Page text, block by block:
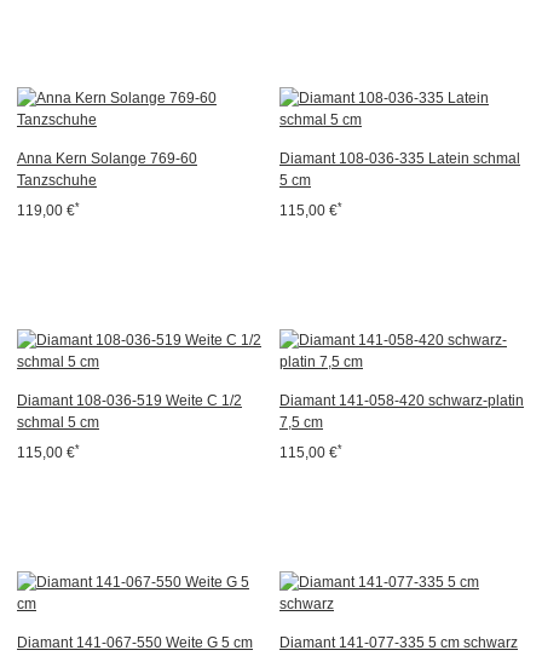
Anna Kern Solange 769-60
Tanzschuhe
119,00 €*
Diamant 108-036-335 Latein schmal
5 cm
115,00 €*
Diamant 108-036-519 Weite C 1/2
schmal 5 cm
115,00 €*
Diamant 141-058-420 schwarz-platin
7,5 cm
115,00 €*
Diamant 141-067-550 Weite G 5 cm
Diamant 141-077-335 5 cm schwarz